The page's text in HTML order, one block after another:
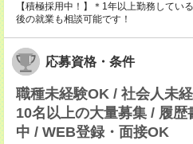
【積極採用中！】＊1年以上勤務してい
後の就業も相談可能です！
応募資格・条件
職種未経験OK / 社会人未
10名以上の大量募集 / 履
中 / WEB登録・面接OK